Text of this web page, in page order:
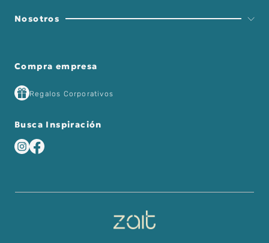
Nosotros
Compra empresa
Regalos Corporativos
Busca Inspiración